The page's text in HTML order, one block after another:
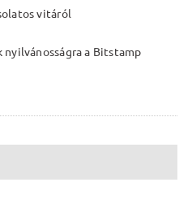
vitáról
a Bitstamp